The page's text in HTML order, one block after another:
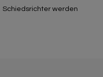
Schiedsrichter werden